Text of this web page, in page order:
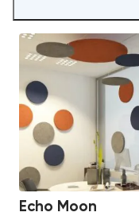
Echo Moon